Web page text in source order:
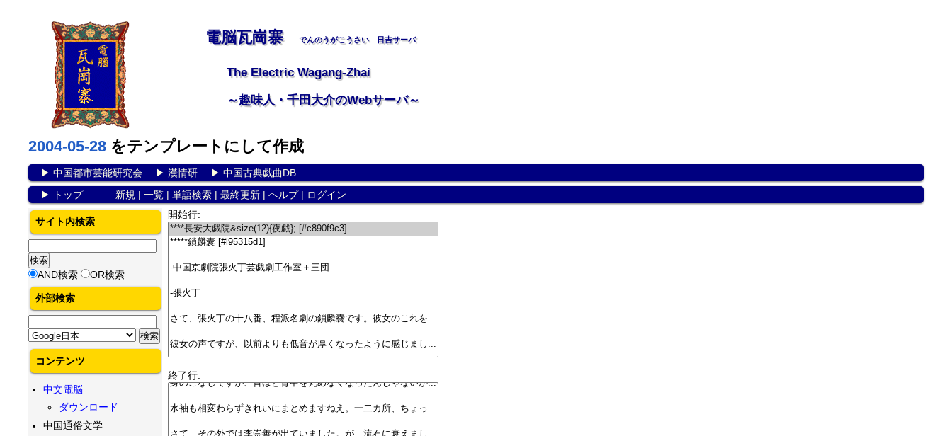
電脳瓦崗寨 でんのうがこうさい 日吉サーバ
The Electric Wagang-Zhai
～趣味人・千田大介のWebサーバ～
2004-05-28をテンプレートにして作成
▶ 中国都市芸能研究会▶ 漢情研▶ 中国古典戯曲DB
▶
トップ 新規 | 一覧| 単語検索| 最終更新| ヘルプ| ログイン
開始行:
終了行:
サイト内検索
AND検索 OR検索
外部検索
コンテンツ
中文電脳
ダウンロード
中国通俗文学